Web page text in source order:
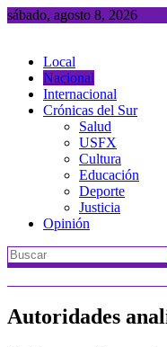
Saltar
sábado, agosto 8, 2026
Local
Nacional
Internacional
Crónicas del Sur
Salud
USFX
Cultura
Educación
Deporte
Justicia
Opinión
Autoridades